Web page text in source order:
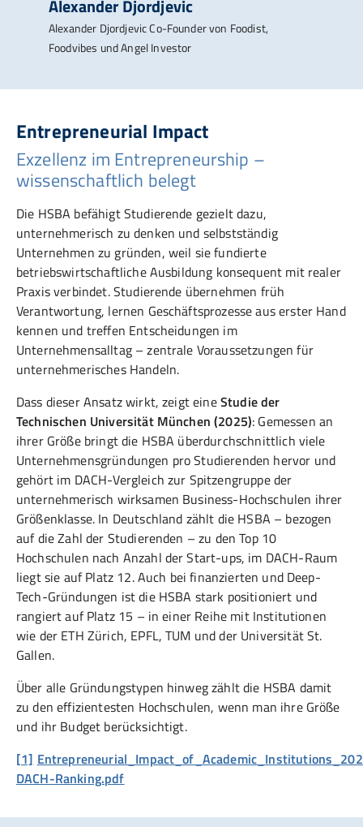
Alexander Djordjevic
Alexander Djordjevic Co-Founder von Foodist,
Foodvibes und Angel Investor
Entrepreneurial Impact
Exzellenz im Entrepreneurship –
wissenschaftlich belegt
Die HSBA befähigt Studierende gezielt dazu,
unternehmerisch zu denken und selbstständig
Unternehmen zu gründen, weil sie fundierte
betriebswirtschaftliche Ausbildung konsequent mit realer
Praxis verbindet. Studierende übernehmen früh
Verantwortung, lernen Geschäftsprozesse aus erster Hand
kennen und treffen Entscheidungen im
Unternehmensalltag – zentrale Voraussetzungen für
unternehmerisches Handeln.
Dass dieser Ansatz wirkt, zeigt eineStudie der
Technischen Universität München (2025): Gemessen an
ihrer Größe bringt die HSBA überdurchschnittlich viele
Unternehmensgründungen pro Studierenden hervor und
gehört im DACH-Vergleich zur Spitzengruppe der
unternehmerisch wirksamen Business-Hochschulen ihrer
Größenklasse. In Deutschland zählt die HSBA – bezogen
auf die Zahl der Studierenden – zu den Top 10
Hochschulen nach Anzahl der Start-ups, im DACH-Raum
liegt sie auf Platz 12. Auch bei finanzierten und Deep-
Tech-Gründungen ist die HSBA stark positioniert und
rangiert auf Platz 15 – in einer Reihe mit Institutionen
wie der ETH Zürich, EPFL, TUM und der Universität St.
Gallen.
Über alle Gründungstypen hinweg zählt die HSBA damit
zu den effizientesten Hochschulen, wenn man ihre Größe
und ihr Budget berücksichtigt.
[1]
DACH-Ranking.pdf